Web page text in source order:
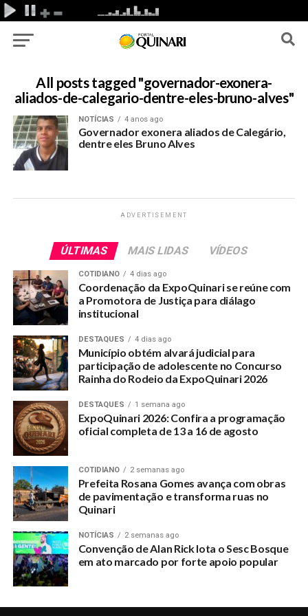
All posts tagged "governador-exonera-
aliados-de-calegario-dentre-eles-bruno-alves"
NOTÍCIAS 4 anos ago
Governador exonera aliados de Calegário,
dentre eles Bruno Alves
ADVERTISEMENT
ÚLTIMAS MAIS LIDAS VÍDEOS
COTIDIANO 4 dias ago
Coordenação da ExpoQuinari se reúne com
a Promotora de Justiça para diálago
institucional
DESTAQUES 4 dias ago
Município obtém alvará judicial para
participação de adolescente no Concurso
Rainha do Rodeio da ExpoQuinari 2026
DESTAQUES 1 semana ago
ExpoQuinari 2026: Confira a programação
oficial completa de 13 a 16 de agosto
COTIDIANO 2 semanas ago
Prefeita Rosana Gomes avança com obras
de pavimentação e transforma ruas no
Quinari
NOTÍCIAS 2 semanas ago
Convenção de Alan Rick lota o Sesc Bosque
em ato marcado por forte apoio popular